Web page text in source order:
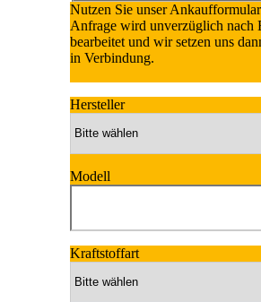
Nutzen Sie unser
Anfrage wird unverzüglich nach
bearbeitet und wir setzen uns
in Verbindung.
Hersteller
Modell
Kraftstoffart